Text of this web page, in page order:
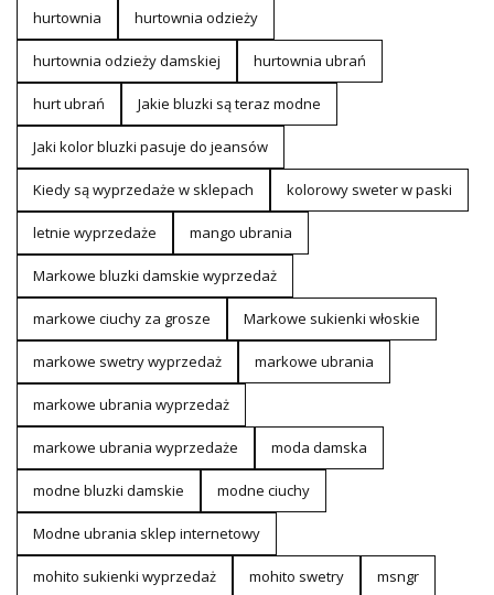
hurtownia hurtownia odzieży
hurtownia odzieży damskiej hurtownia ubrań
hurt ubrań Jakie bluzki są teraz modne
Jaki kolor bluzki pasuje do jeansów
Kiedy są wyprzedaże w sklepach kolorowy sweter w paski
letnie wyprzedaże mango ubrania
Markowe bluzki damskie wyprzedaż
markowe ciuchy za grosze Markowe sukienki włoskie
markowe swetry wyprzedaż markowe ubrania
markowe ubrania wyprzedaż
markowe ubrania wyprzedaże moda damska
modne bluzki damskie modne ciuchy
Modne ubrania sklep internetowy
mohito sukienki wyprzedaż mohito swetry msngr